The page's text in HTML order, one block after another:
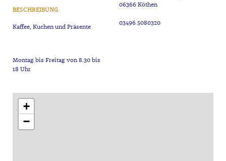
BESCHREIBUNG
Kaffee, Kuchen und Präsente
Montag bis Freitag von 8.30 bis
18 Uhr
06366 Köthen
03496 5080320
+
−